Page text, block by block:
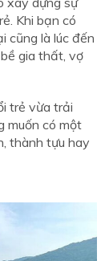
Khi bạn có
cũng là lúc đến
gia thất, vợ
trẻ vừa trải
muốn có một
thành tựu hay